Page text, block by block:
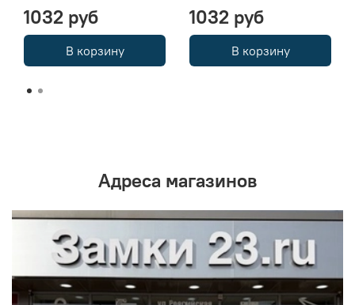
1032 руб
В корзину
1032 руб
В корзину
Адреса магазинов